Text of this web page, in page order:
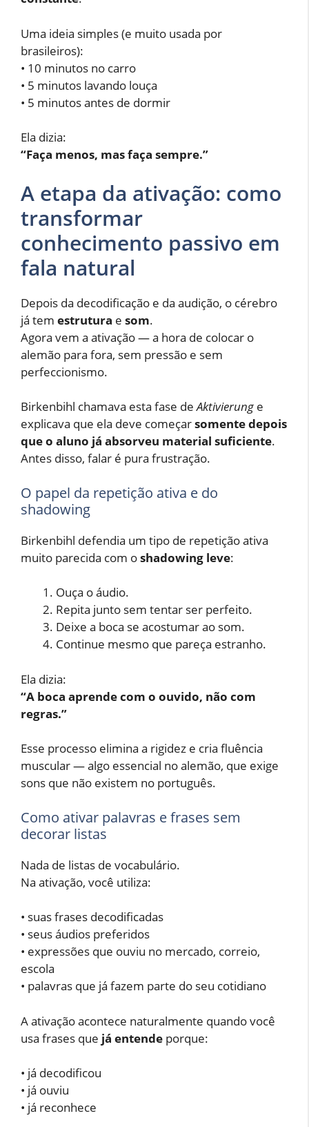
Uma ideia simples (e muito usada por
brasileiros):
• 10 minutos no carro
• 5 minutos lavando louça
• 5 minutos antes de dormir
Ela dizia:
“Faça menos, mas faça sempre.”
A etapa da ativação: como
transformar
conhecimento passivo em
fala natural
Depois da decodificação e da audição, o cérebro
já tem estrutura e som.
Agora vem a ativação — a hora de colocar o
alemão para fora, sem pressão e sem
perfeccionismo.
Birkenbihl chamava esta fase deAktivierung e
explicava que ela deve começarsomente depois
que o aluno já absorveu material suficiente.
Antes disso, falar é pura frustração.
O papel da repetição ativa e do
shadowing
Birkenbihl defendia um tipo de repetição ativa
muito parecida com oshadowing leve:
Ouça o áudio.
Repita junto sem tentar ser perfeito.
Deixe a boca se acostumar ao som.
Continue mesmo que pareça estranho.
Ela dizia:
“A boca aprende com o ouvido, não com
regras.”
Esse processo elimina a rigidez e cria fluência
muscular — algo essencial no alemão, que exige
sons que não existem no português.
Como ativar palavras e frases sem
decorar listas
Nada de listas de vocabulário.
Na ativação, você utiliza:
• suas frases decodificadas
• seus áudios preferidos
• expressões que ouviu no mercado, correio,
escola
• palavras que já fazem parte do seu cotidiano
A ativação acontece naturalmente quando você
usa frases que já entende porque:
• já decodificou
• já ouviu
• já reconhece